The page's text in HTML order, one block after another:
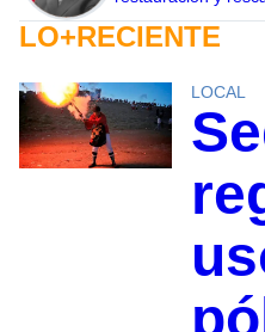
LO+RECIENTE
LOCAL